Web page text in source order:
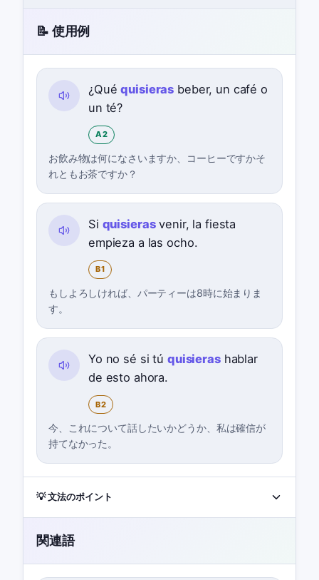
📝 使用例
¿Quéquisieras beber, un café o
un té?
A2
お飲み物は何になさいますか、コーヒーですかそ
れともお茶ですか？
Si quisierasvenir, la fiesta
empieza a las ocho.
B1
もしよろしければ、パーティーは8時に始まりま
す。
Yo no sé si tú quisierashablar
de esto ahora.
B2
今、これについて話したいかどうか、私は確信が
持てなかった。
💡 文法のポイント
関連語